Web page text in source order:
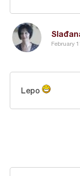
February
Lepo